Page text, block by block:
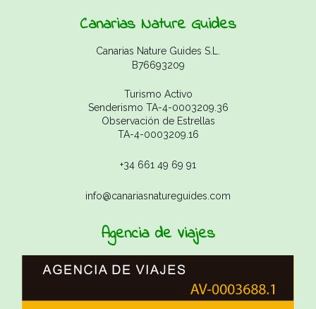
Canarias Nature Guides
Canarias Nature Guides S.L.
B76693209
Turismo Activo
Senderismo TA-4-0003209.36
Observación de Estrellas
TA-4-0003209.16
+34 661 49 69 91
info@canariasnatureguides.com
Agencia de Viajes